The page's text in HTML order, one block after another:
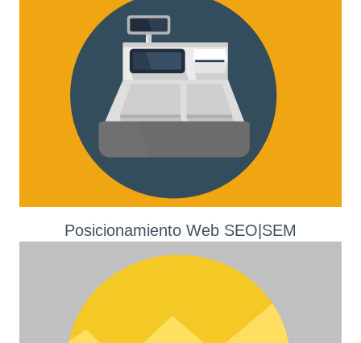
Posicionamiento Web SEO|SEM